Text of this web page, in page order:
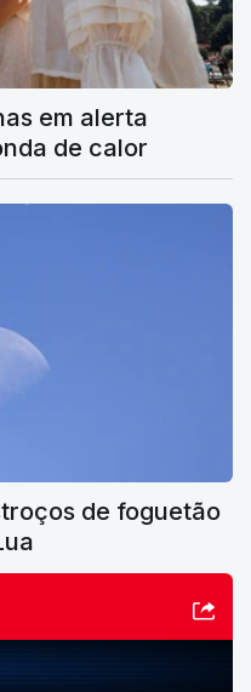
em alerta
de calor
de foguetão